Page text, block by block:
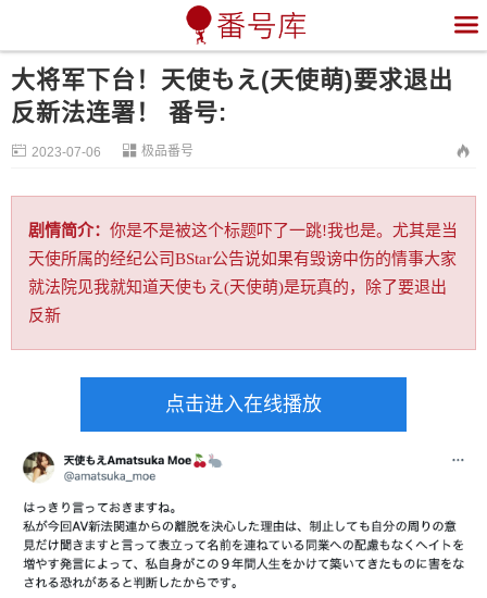

大将军下台！天使もえ(天使萌)要求退出
反新法连署！ 番号:
 2023-07-06  极品番号 
剧情简介： 你是不是被这个标题吓了一跳!我也是。尤其是当
天使所属的经纪公司BStar公告说如果有毁谤中伤的情事大家
就法院见我就知道天使もえ(天使萌)是玩真的，除了要退出
反新
点击进入在线播放